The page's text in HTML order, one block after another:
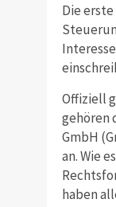
Die
Offiziell
gehören
GmbH
an. Wie
haben